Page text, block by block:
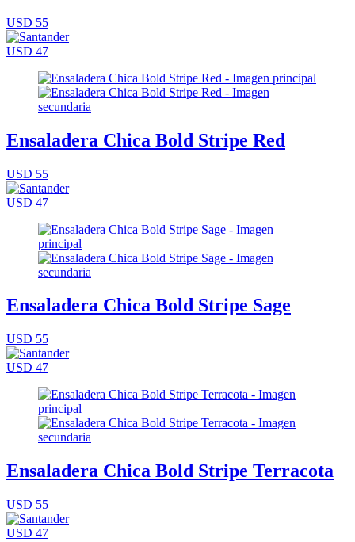
USD 55
USD 47
Ensaladera Chica Bold Stripe Red
USD 55
USD 47
Ensaladera Chica Bold Stripe Sage
USD 55
USD 47
Ensaladera Chica Bold Stripe Terracota
USD 55
USD 47